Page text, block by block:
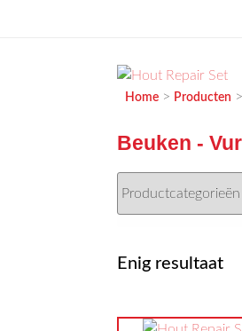
Passie voor meubels
Home > Producten >
Beuken -
Enig resultaat